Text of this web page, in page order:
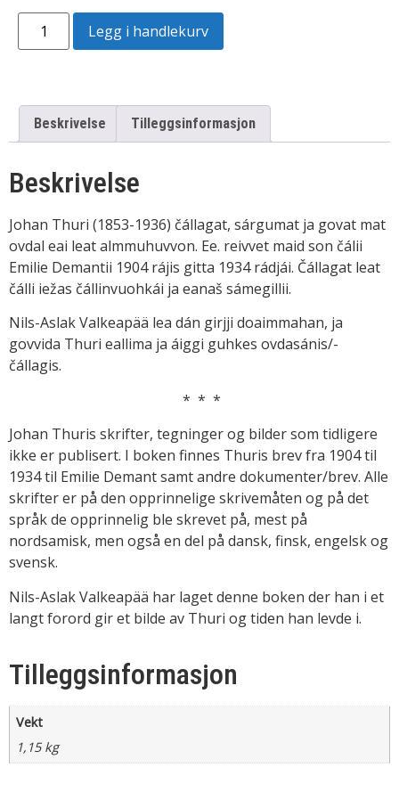
Legg i handlekurv
Beskrivelse Tilleggsinformasjon
Beskrivelse
Johan Thuri (1853-1936) čállagat, sárgumat ja govat mat
ovdal eai leat almmuhuvvon. Ee. reivvet maid son čálii
Emilie Demantii 1904 rájis gitta 1934 rádjái. Čállagat leat
čálli iežas čállinvuohkái ja eanaš sámegillii.
Nils-Aslak Valkeapää lea dán girjji doaimmahan, ja
govvida Thuri eallima ja áiggi guhkes ovdasánis/-
čállagis.
* * *
Johan Thuris skrifter, tegninger og bilder som tidligere
ikke er publisert. I boken finnes Thuris brev fra 1904 til
1934 til Emilie Demant samt andre dokumenter/brev. Alle
skrifter er på den opprinnelige skrivemåten og på det
språk de opprinnelig ble skrevet på, mest på
nordsamisk, men også en del på dansk, finsk, engelsk og
svensk.
Nils-Aslak Valkeapää har laget denne boken der han i et
langt forord gir et bilde av Thuri og tiden han levde i.
Tilleggsinformasjon
Vekt
1,15 kg